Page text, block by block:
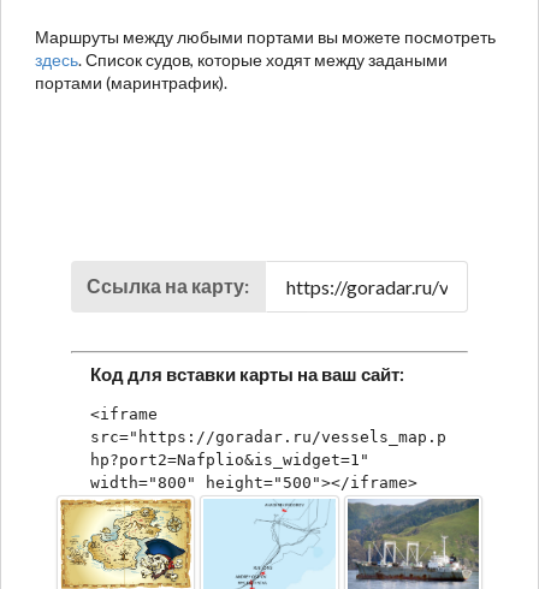
Маршруты между любыми портами вы можете посмотреть
здесь. Список судов, которые ходят между задаными
портами (маринтрафик).
Ссылка на карту:
Код для вставки карты на ваш сайт:
<iframe
src="https://goradar.ru/vessels_map.p
hp?port2=Nafplio&is_widget=1"
width="800" height="500"></iframe>